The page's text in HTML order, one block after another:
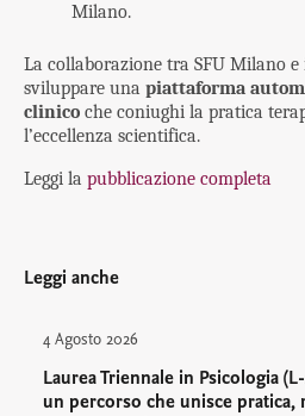
Milano.
La collaborazione tra SFU Milano
sviluppare una piattaforma
clinico che coniughi la pratica
l’eccellenza scientifica.
Leggi la pubblicazione completa
Leggi anche
4 Agosto 2026
Laurea Triennale in Psicologia
un percorso che unisce pratica,